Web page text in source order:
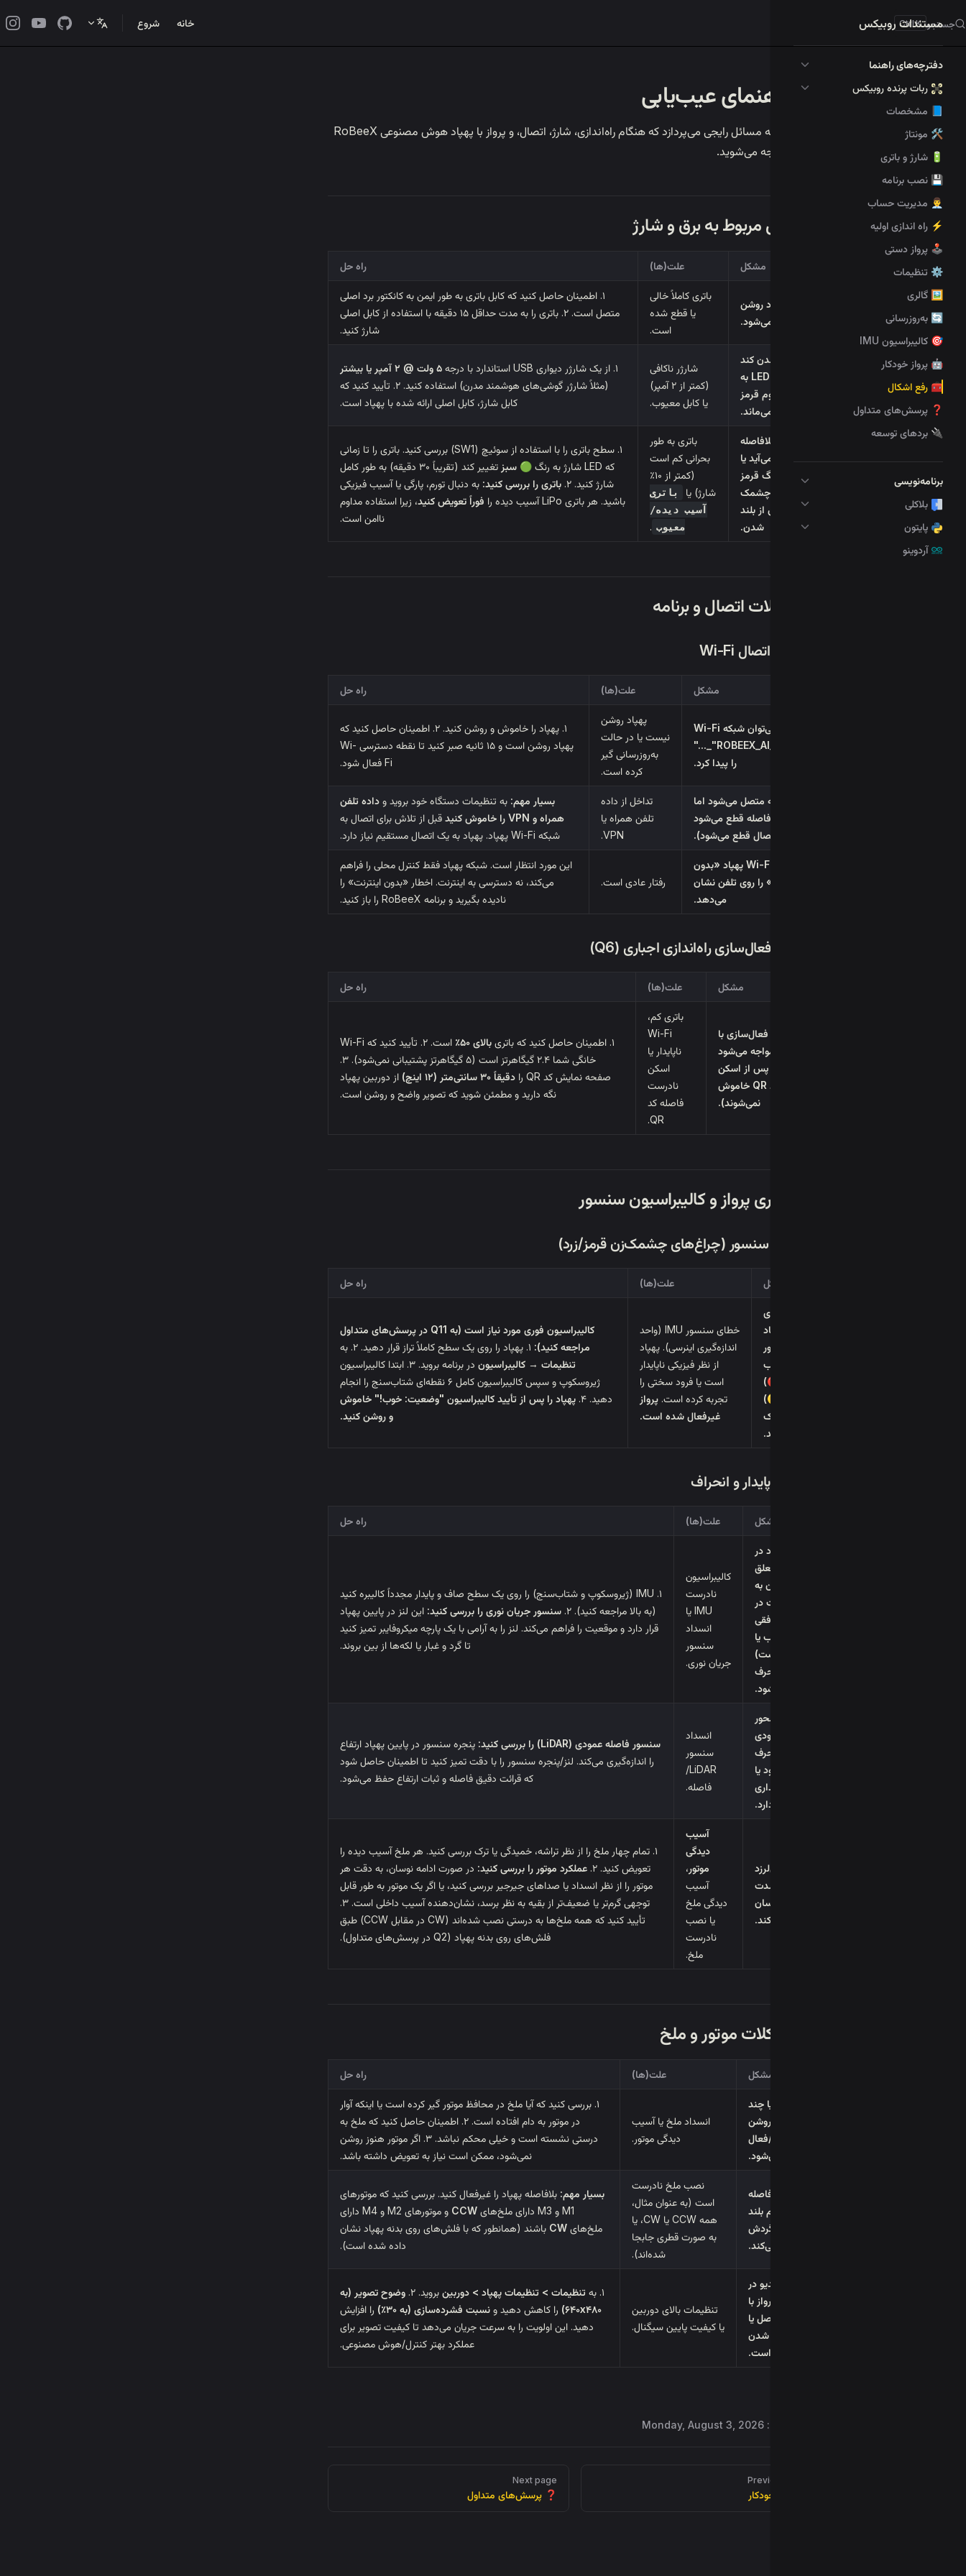
Skip to content
مستندات روبیکس
جستجو K خانه شروع
دفترچه‌های راهنما
ربات پرنده روبیکس
📘 مشخصات
🛠️ مونتاژ
🔋 شارژ و باتری
💾 نصب برنامه
👨‍💼 مدیریت حساب
⚡ راه اندازی اولیه
🕹️ پرواز دستی
⚙️ تنظیمات
🖼️ گالری
🔄 به‌روزرسانی
🎯 کالیبراسیون IMU
🤖 پرواز خودکار
🧰 رفع اشکال
❓ پرسش‌های متداول
🔌 بردهای توسعه
برنامه‌نویسی
بلاکلی
پایتون
آردوینو
🧰 راهنمای عیب‌یابی
این راهنما به مسائل رایجی می‌پردازد که هنگام راه‌اندازی، شارژ، اتصال، و پرواز با پهپاد هوش مصنوعی RoBeeX
با آن‌ها مواجه می‌شوید.
مشکل علت(ها) راه حل
پهپاد روشن
نمی‌شود.
باتری کاملاً خالی
یا قطع شده
است.
۱. اطمینان حاصل کنید که کابل باتری به طور ایمن به کانکتور برد اصلی
متصل است. ۲. باتری را به مدت حداقل ۱۵ دقیقه با استفاده از کابل اصلی
شارژ کنید.
شارژ شدن کند
است یا LED به
طور مداوم قرمز
باقی می‌ماند.
شارژر ناکافی
(کمتر از ۲ آمپر)
یا کابل معیوب.
۱. از یک شارژر دیواری USB استاندارد با درجه
۵ ولت @ ۲ آمپر یا بیشتر
(مثلاً شارژر گوشی‌های هوشمند مدرن) استفاده کنید. ۲. تأیید کنید که
کابل شارژ، کابل اصلی ارائه شده با پهپاد است.
پهپاد بلافاصله
فرود می‌آید یا
LED به رنگ قرمز
(🔴) چشمک
می‌زند پس از بلند
شدن.
باتری به طور
بحرانی کم است
(کمتر از ۱۰٪
شارژ) یا
باتری
آسیب دیده/
معیوب .
۱. سطح باتری را با استفاده از سوئیچ (SW1) بررسی کنید. باتری را تا زمانی
که LED شارژ به رنگ
🟢 سبز
تغییر کند (تقریباً ۳۰ دقیقه) به طور کامل
شارژ کنید. ۲.
باتری را بررسی کنید: به دنبال تورم، پارگی یا آسیب فیزیکی
باشید. هر باتری LiPo آسیب دیده را
فوراً تعویض کنید، زیرا استفاده مداوم
ناامن است.
مشکل علت(ها) راه حل
نمی‌توان شبکه Wi-Fi
"ROBEEX_AI_DRONE_..."
را پیدا کرد.
پهپاد روشن
نیست یا در حالت
به‌روزرسانی گیر
کرده است.
۱. پهپاد را خاموش و روشن کنید. ۲. اطمینان حاصل کنید که
پهپاد روشن است و ۱۵ ثانیه صبر کنید تا نقطه دسترسی Wi-
Fi فعال شود.
برنامه متصل می‌شود اما
بلافاصله قطع می‌شود
(اتصال قطع می‌شود).
تداخل از داده
تلفن همراه یا
VPN.
بسیار مهم: به تنظیمات دستگاه خود بروید و داده تلفن
همراه و VPN را خاموش کنید
قبل از تلاش برای اتصال به
شبکه Wi-Fi پهپاد. پهپاد به یک اتصال مستقیم نیاز دارد.
Wi-Fi پهپاد «بدون
اینترنت» را روی تلفن نشان
می‌دهد.
رفتار عادی است.
این مورد انتظار است. شبکه پهپاد فقط کنترل محلی را فراهم
می‌کند، نه دسترسی به اینترنت. اخطار «بدون اینترنت» را
نادیده بگیرید و برنامه RoBeeX را باز کنید.
مشکل علت(ها) راه حل
فرآیند فعال‌سازی با
شکست مواجه می‌شود
(LED ها پس از اسکن
کد QR خاموش
نمی‌شوند).
باتری کم،
Wi-Fi
ناپایدار یا
اسکن
نادرست
فاصله کد
QR.
۱. اطمینان حاصل کنید که باتری بالای ۵۰٪
است. ۲. تأیید کنید که Wi-Fi
خانگی شما ۲.۴ گیگاهرتز است (۵ گیگاهرتز پشتیبانی نمی‌شود). ۳.
صفحه نمایش کد QR را
دقیقاً ۳۰ سانتی‌متر (۱۲ اینچ)
از دوربین پهپاد
نگه دارید و مطمئن شوید که تصویر واضح و روشن است.
مشکل علت(ها) راه حل
LED های
RGB پهپاد
به طور
متناوب
قرمز (🔴)
و زرد (🟡)
چشمک
می‌زنند.
خطای سنسور IMU (واحد
اندازه‌گیری اینرسی). پهپاد
از نظر فیزیکی ناپایدار
است یا فرود سختی را
تجربه کرده است. پرواز
غیرفعال شده است.
کالیبراسیون فوری مورد نیاز است (به Q11 در پرسش‌های متداول
مراجعه کنید):
تنظیمات → کالیبراسیون
در برنامه بروید. ۳. ابتدا کالیبراسیون
ژیروسکوپ و سپس کالیبراسیون کامل ۶ نقطه‌ای شتاب‌سنج را انجام
دهید. ۴.
پهپاد را پس از تأیید کالیبراسیون "وضعیت: خوب!" خاموش
و روشن کنید.
مشکل علت(ها) راه حل
پهپاد در
هنگام معلق
ماندن به
شدت در
محور افقی
(جلو/عقب یا
چپ/راست)
منحرف
می‌شود.
کالیبراسیون
نادرست
IMU یا
انسداد
سنسور
جریان نوری.
۱. IMU (ژیروسکوپ و شتاب‌سنج) را روی یک سطح صاف و پایدار مجدداً کالیبره کنید
(به بالا مراجعه کنید). ۲.
سنسور جریان نوری را بررسی کنید: این لنز در پایین پهپاد
قرار دارد و موقعیت را فراهم می‌کند. لنز را به آرامی با یک پارچه میکروفایبر تمیز کنید
تا گرد و غبار یا لکه‌ها از بین بروند.
پهپاد در محور
عمودی
منحرف
می‌شود یا
ناپایداری
ارتفاع دارد.
انسداد
سنسور
LiDAR/
فاصله.
سنسور فاصله عمودی (LiDAR) را بررسی کنید:
پنجره سنسور در پایین پهپاد ارتفاع
را اندازه‌گیری می‌کند. لنز/پنجره سنسور را با دقت تمیز کنید تا اطمینان حاصل شود
که قرائت دقیق فاصله و ثبات ارتفاع حفظ می‌شود.
پهپاد می‌لرزد
یا به شدت
نوسان
می‌کند.
آسیب
دیدگی
موتور،
آسیب
دیدگی ملخ
یا نصب
نادرست
ملخ.
۱. تمام چهار ملخ را از نظر تراشه، خمیدگی یا ترک بررسی کنید. هر ملخ آسیب دیده را
تعویض کنید. ۲.
عملکرد موتور را بررسی کنید: در صورت ادامه نوسان، به دقت هر
موتور را از نظر انسداد یا صداهای جیرجیر بررسی کنید، یا اگر یک موتور به طور قابل
توجهی گرم‌تر یا ضعیف‌تر از بقیه به نظر برسد، نشان‌دهنده آسیب داخلی است. ۳.
تأیید کنید که همه ملخ‌ها به درستی نصب شده‌اند (CW در مقابل CCW) طبق
فلش‌های روی بدنه پهپاد (Q2 در پرسش‌های متداول).
مشکل علت(ها) راه حل
یک یا چند
موتور روشن
نمی‌شود/فعال
نمی‌شود.
انسداد ملخ یا آسیب
دیدگی موتور.
۱. بررسی کنید که آیا ملخ در محافظ موتور گیر کرده است یا اینکه آوار
در موتور به دام افتاده است. ۲. اطمینان حاصل کنید که ملخ به
درستی نشسته است و خیلی محکم نباشد. ۳. اگر موتور هنوز روشن
نمی‌شود، ممکن است نیاز به تعویض داشته باشد.
پهپاد بلافاصله
هنگام بلند
شدن گردش
می‌کند.
نصب ملخ نادرست
است (به عنوان مثال،
همه CCW یا CW، یا
به صورت قطری جابجا
شده‌اند).
بسیار مهم: بلافاصله پهپاد را غیرفعال کنید. بررسی کنید که موتورهای
M1 و M3 دارای ملخ‌های
CCW
و موتورهای M2 و M4 دارای
ملخ‌های CW باشند (همانطور که با فلش‌های روی بدنه پهپاد نشان
داده شده است).
جریان ویدیو در
حین پرواز با
قطع و وصل یا
فریز شدن
همراه است.
تنظیمات بالای دوربین
یا کیفیت پایین سیگنال.
۱. به تنظیمات > تنظیمات پهپاد > دوربین بروید. ۲.
وضوح تصویر (به
۶۴۰x۴۸۰) را کاهش دهید و نسبت فشرده‌سازی (به ۳۰٪)
را افزایش
دهید. این اولویت را به سرعت جریان می‌دهد تا کیفیت تصویر برای
عملکرد بهتر کنترل/هوش مصنوعی.
اخرین تغییر: : Monday, August 3, 2026
Previous page
🤖 پرواز خودکار
Next page
❓ پرسش‌های متداول